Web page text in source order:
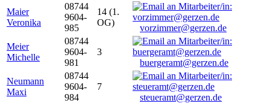
Maier
Veronika
08744
9604-
985
14 (1.
OG)
vorzimmer@gerzen.de
Meier
Michelle
08744
9604-
981
3
buergeramt@gerzen.de
Neumann
Maxi
08744
9604-
984
7
steueramt@gerzen.de